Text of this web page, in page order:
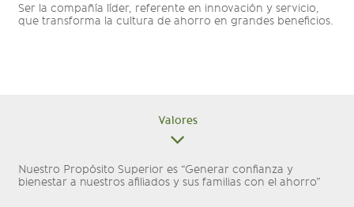
Ser la compañía líder, referente en innovación y servicio,
que transforma la cultura de ahorro en grandes beneficios.
Valores
Nuestro Propósito Superior es “Generar confianza y
bienestar a nuestros afiliados y sus familias con el ahorro”